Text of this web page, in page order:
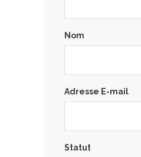
Nom
Adresse E-mail
Statut